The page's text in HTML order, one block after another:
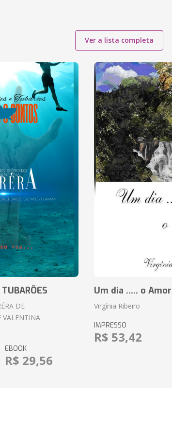
Ver a lista completa
DE
VALENTINA
EBOOK
R$ 29,56
Um dia ..... o Amor
Virgínia Ribeiro
IMPRESSO
R$ 53,42